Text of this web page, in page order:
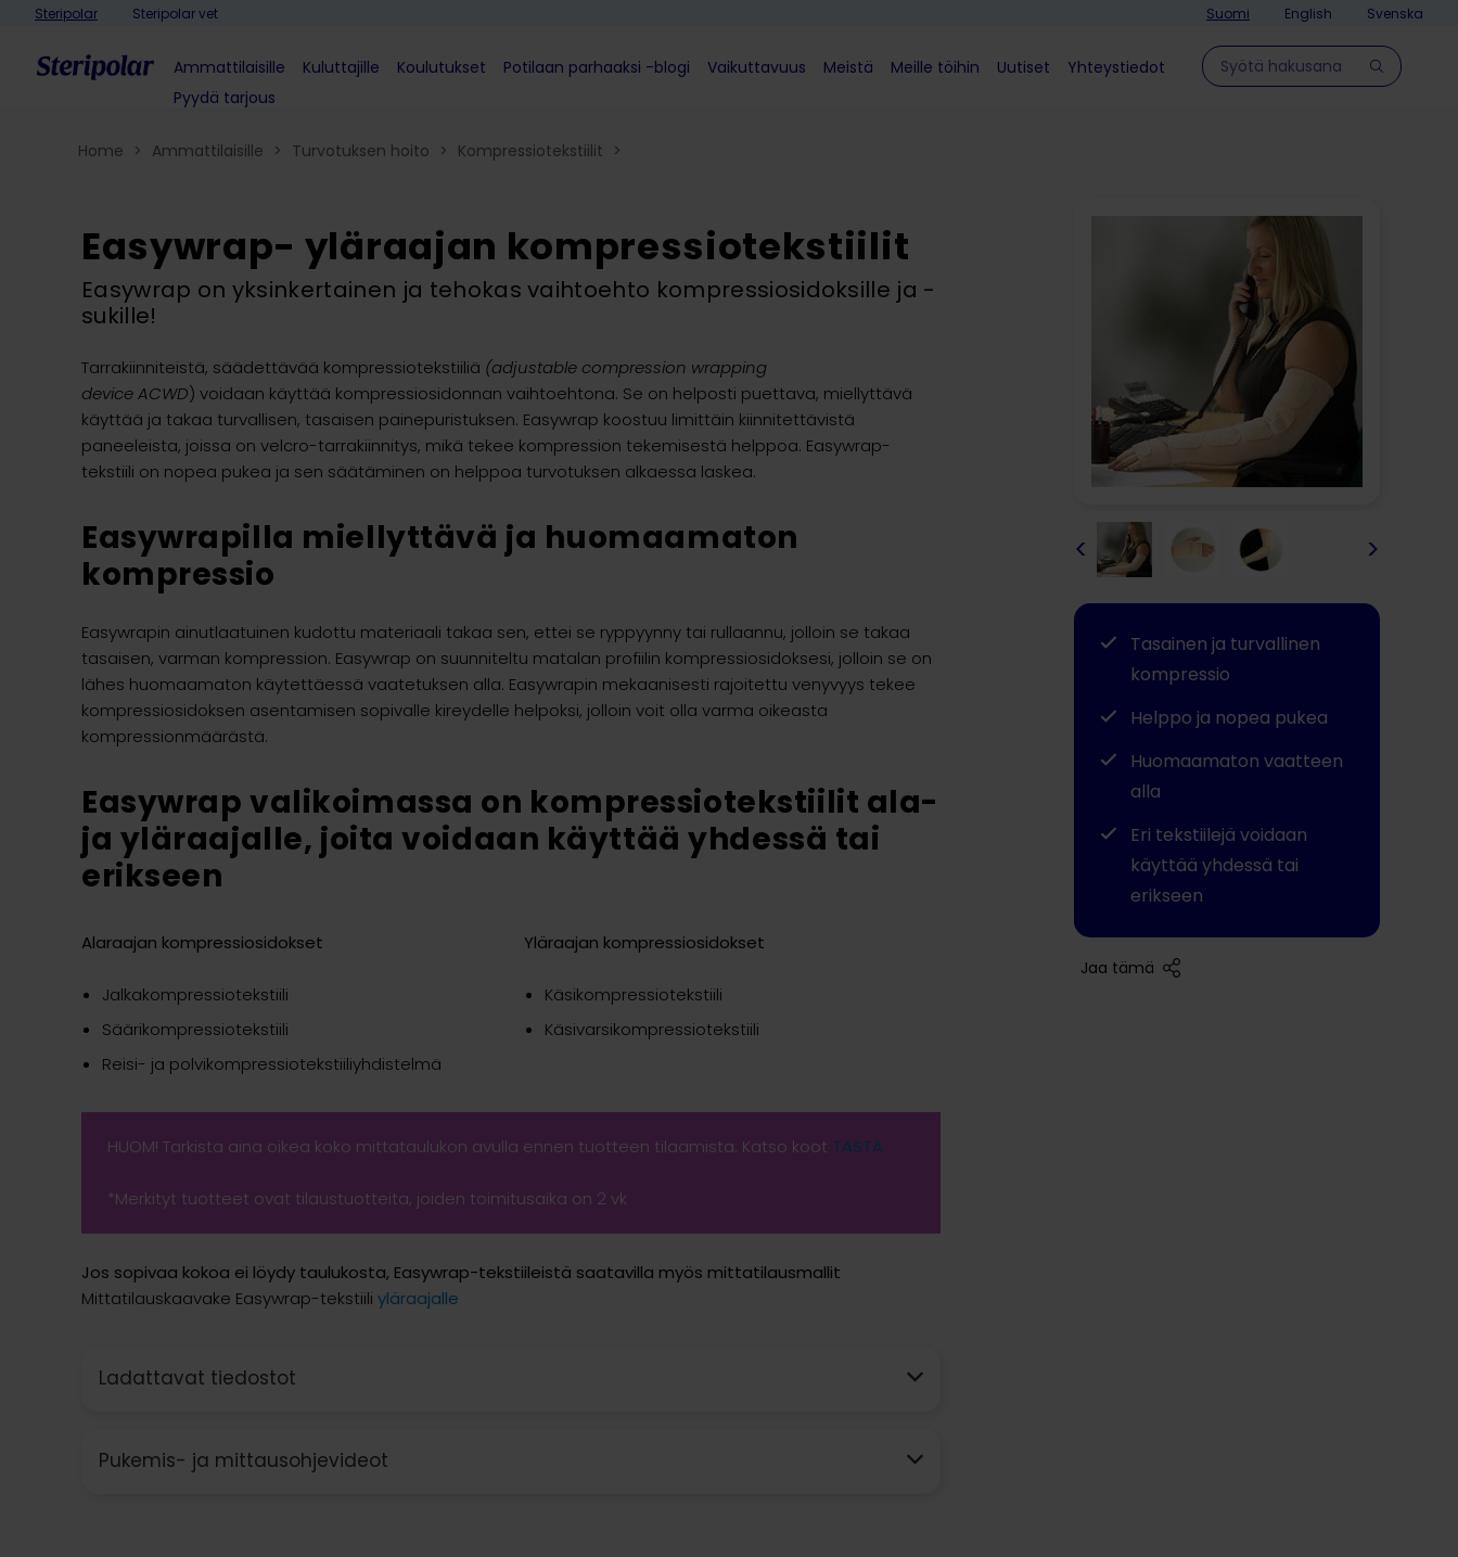
Skip to content
Steripolar Steripolar vet Suomi English Svenska
Ammattilaisille Kuluttajille Koulutukset Potilaan parhaaksi -blogi Vaikuttavuus Meistä Meille töihin Uutiset
Yhteystiedot
Pyydä tarjous
Hae sivulla
Home > Ammattilaisille > Turvotuksen hoito > Kompressiotekstiilit >
Easywrap- yläraajan kompressiotekstiilit
Easywrap on yksinkertainen ja tehokas vaihtoehto kompressiosidoksille ja -
sukille!
Tarrakiinniteistä, säädettävää kompressiotekstiiliä (adjustable compression wrapping
device ACWD) voidaan käyttää kompressiosidonnan vaihtoehtona. Se on helposti puettava, miellyttävä
käyttää ja takaa turvallisen, tasaisen painepuristuksen. Easywrap koostuu limittäin kiinnitettävistä
paneeleista, joissa on velcro-tarrakiinnitys, mikä tekee kompression tekemisestä helppoa. Easywrap-
tekstiili on nopea pukea ja sen säätäminen on helppoa turvotuksen alkaessa laskea.
Easywrapilla miellyttävä ja huomaamaton
kompressio
Easywrapin ainutlaatuinen kudottu materiaali takaa sen, ettei se ryppyynny tai rullaannu, jolloin se takaa
tasaisen, varman kompression. Easywrap on suunniteltu matalan profiilin kompressiosidoksesi, jolloin se on
lähes huomaamaton käytettäessä vaatetuksen alla. Easywrapin mekaanisesti rajoitettu venyvyys tekee
kompressiosidoksen asentamisen sopivalle kireydelle helpoksi, jolloin voit olla varma oikeasta
kompressionmäärästä.
Easywrap valikoimassa on kompressiotekstiilit ala-
ja yläraajalle, joita voidaan käyttää yhdessä tai
erikseen
Alaraajan kompressiosidokset
Jalkakompressiotekstiili
Säärikompressiotekstiili
Reisi- ja polvikompressiotekstiiliyhdistelmä
Yläraajan kompressiosidokset
Käsikompressiotekstiili
Käsivarsikompressiotekstiili
HUOM! Tarkista aina oikea koko mittataulukon avulla ennen tuotteen tilaamista. Katso koot TÄSTÄ
*Merkityt tuotteet ovat tilaustuotteita, joiden toimitusaika on 2 vk
Jos sopivaa kokoa ei löydy taulukosta, Easywrap-tekstiileistä saatavilla myös mittatilausmallit
Mittatilauskaavake Easywrap-tekstiili yläraajalle
Ladattavat tiedostot
Pukemis- ja mittausohjevideot
>
<
Tasainen ja turvallinen
kompressio
Helppo ja nopea pukea
Huomaamaton vaatteen
alla
Eri tekstiilejä voidaan
käyttää yhdessä tai
erikseen
Jaa tämä